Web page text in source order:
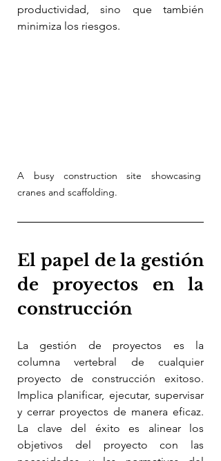
productividad, sino que también
minimiza los riesgos.
A busy construction site showcasing
cranes and scaffolding.
El papel de la gestión
de proyectos en la
construcción
La gestión de proyectos es la
columna vertebral de cualquier
proyecto de construcción exitoso.
Implica planificar, ejecutar, supervisar
y cerrar proyectos de manera eficaz.
La clave del éxito es alinear los
objetivos del proyecto con las